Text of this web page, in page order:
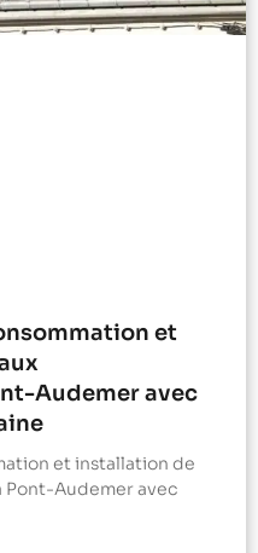
et
Audemer avec
et installation de
Audemer avec